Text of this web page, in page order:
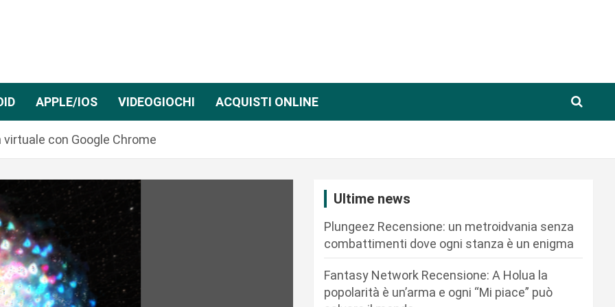
APPLE/IOS VIDEOGIOCHI ACQUISTI ONLINE
con Google Chrome
Ultime news
Plungeez Recensione: un metroidvania senza
combattimenti dove ogni stanza è un enigma
Fantasy Network Recensione: A Holua la
popolarità è un’arma e ogni “Mi piace” può